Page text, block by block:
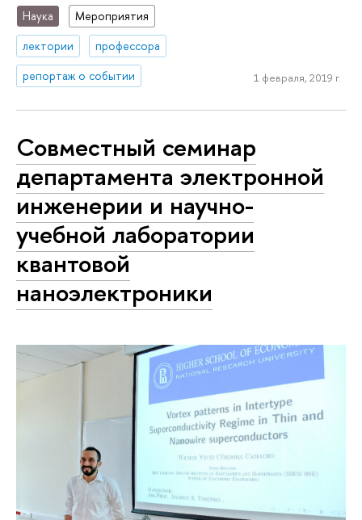
Наука
Мероприятия
лектории
профессора
репортаж о событии
1 февраля, 2019 г.
Совместный семинар
департамента электронной
инженерии и научно-
учебной лаборатории
квантовой
наноэлектроники